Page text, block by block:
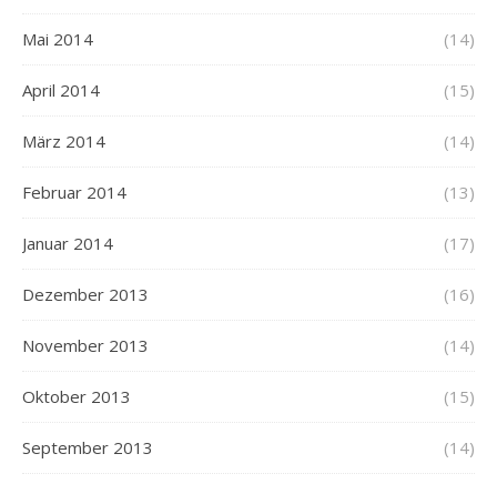
Mai 2014 (14)
April 2014 (15)
März 2014 (14)
Februar 2014 (13)
Januar 2014 (17)
Dezember 2013 (16)
November 2013 (14)
Oktober 2013 (15)
September 2013 (14)